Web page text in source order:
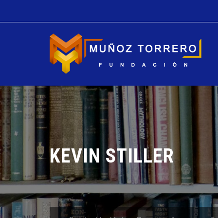
KEVIN STILLER